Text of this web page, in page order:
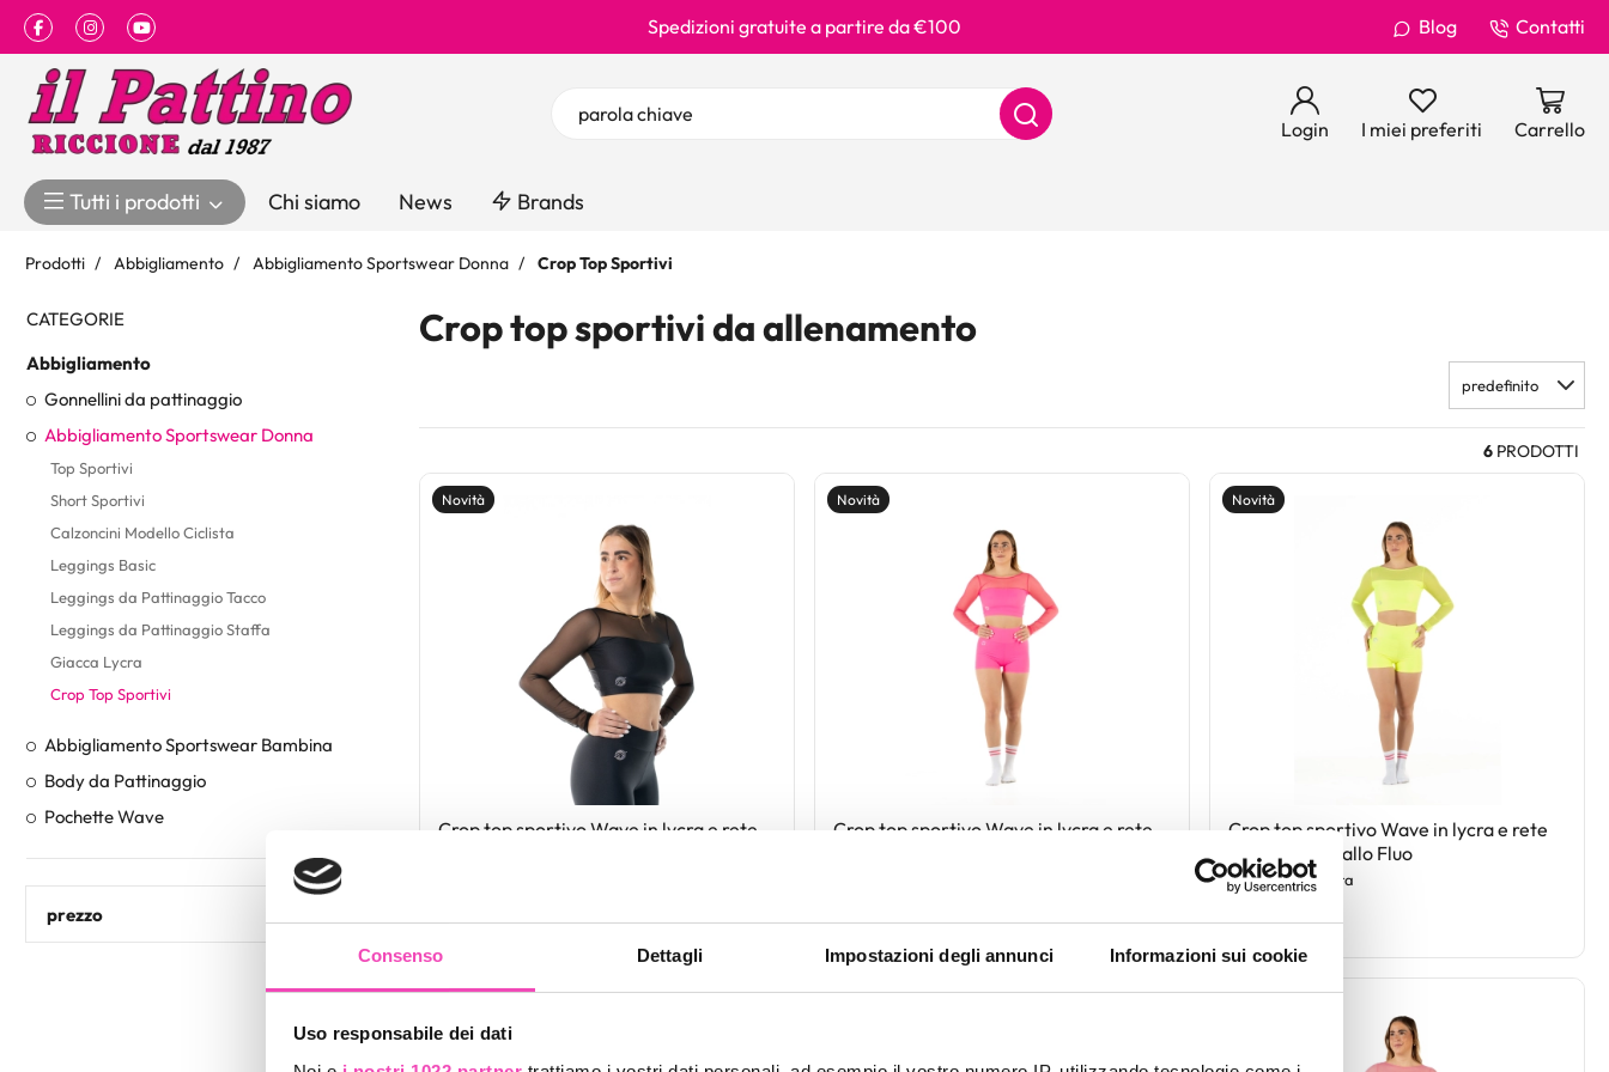
Consenso Dettagli Impostazioni degli annunci Informazioni sui cookie
Uso responsabile dei dati
FacebookInstagram Spedizioni gratuite a partire da €100 Blog Contatti
Login I miei preferiti Carrello
Tutti i prodotti Chi siamo News Brands
Prodotti Abbigliamento Abbigliamento Sportswear Donna Crop Top Sportivi
CATEGORIE
Abbigliamento
Gonnellini da pattinaggio
Abbigliamento Sportswear Donna
Top Sportivi
Short Sportivi
Calzoncini Modello Ciclista
Leggings Basic
Leggings da Pattinaggio Tacco
Leggings da Pattinaggio Staffa
Giacca Lycra
Crop Top Sportivi
Abbigliamento Sportswear Bambina
Body da Pattinaggio
Pochette Wave
prezzo
Crop top sportivi da allenamento
predefinito
6 PRODOTTI
Novità
Crop top sportivo Wave in lycra e rete
Novità
Crop top sportivo Wave in lycra e rete
Novità
Crop top sportivo Wave in lycra e rete
per Donna Giallo Fluo
Codice : croplycra